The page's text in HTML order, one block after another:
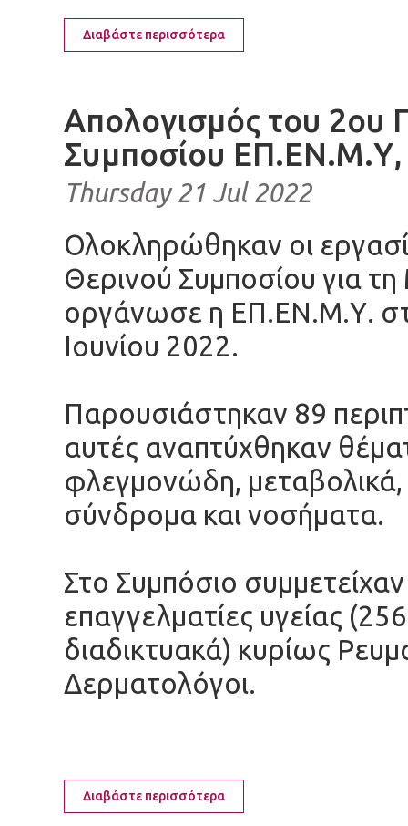
Διαβάστε περισσότερα
Απολογισμός του 2ου
Συμποσίου ΕΠ.ΕΝ.Μ.Υ,
Thursday 21 Jul 2022
Ολοκληρώθηκαν οι
Θερινού Συμποσίου για
οργάνωσε η ΕΠ.ΕΝ.Μ.Υ.
Ιουνίου 2022.
Παρουσιάστηκαν 89
αυτές αναπτύχθηκαν
φλεγμονώδη, μεταβολικά,
σύνδρομα και νοσήματα.
Στο Συμπόσιο
επαγγελματίες υγείας
διαδικτυακά) κυρίως
Δερματολόγοι.
Διαβάστε περισσότερα